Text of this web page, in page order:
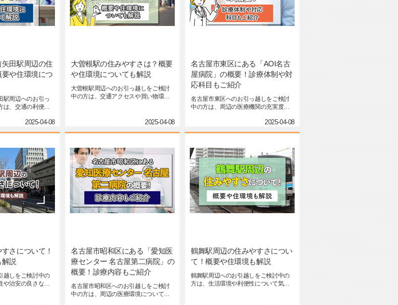
田駅周辺の住
や住環境につ
駅周辺へのお引っ
は、交通の利便性
2025-04-08
大曽根駅の住みやすさは？概要
や住環境についても解説
大曽根駅周辺へのお引っ越しをご検討
中の方は、交通アクセスや買い物環境
2025-04-08
名古屋市東区にある「AOI名古
屋病院」の概要！診療体制や対
応科目もご紹介
名古屋市東区へのお引っ越しをご検討
中の方は、周辺の医療機関の充実度も
2025-04-08
さについて！
説
越しをご検討中の
や治安の良さな
名古屋市昭和区にある「愛知医
療センター 名古屋第二病院」の
概要！診療内容もご紹介
名古屋市昭和区へのお引越しをご検討
中の方は、周辺の医療環境について気
鶴舞駅周辺の住みやすさについ
て！概要や住環境も解説
鶴舞駅周辺へのお引越しをご検討中の
方は、生活環境や利便性について気に